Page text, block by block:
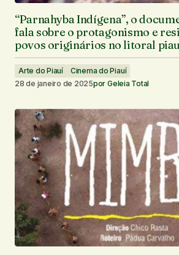
“Parnahyba Indígena”, o
fala sobre o protagonismo e
povos originários no litoral
Arte do Piauí
Cinema do Piauí
28 de janeiro de 2025por Geleia Total